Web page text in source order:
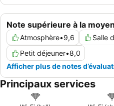
Note supérieure à la
Atmosphère•9,6 Salle
Petit déjeuner•8,0
Afficher plus de notes
Principaux services